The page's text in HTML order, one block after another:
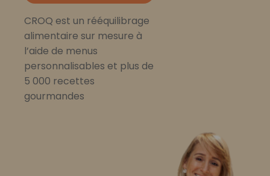
CROQ est un rééquilibrage
alimentaire sur mesure à
l’aide de menus
personnalisables et plus de
5 000 recettes
gourmandes